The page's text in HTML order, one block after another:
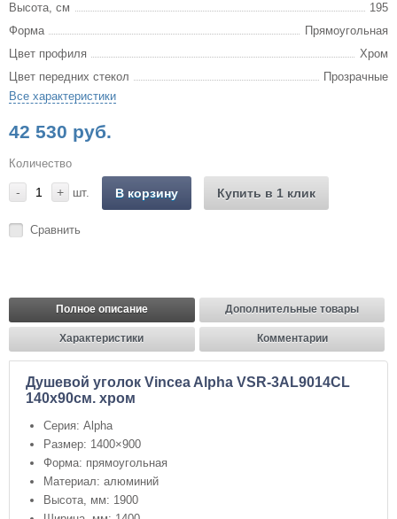
Высота, см
195
Форма
Прямоугольная
Цвет профиля
Хром
Цвет передних стекол
Прозрачные
Все характеристики
42 530 руб.
Количество
- + шт. В корзину Купить в 1 клик
Сравнить
Полное описание Дополнительные товары
Характеристики Комментарии
Душевой уголок Vincea Alpha VSR-3AL9014CL
140х90см. хром
Серия: Alpha
Размер: 1400×900
Форма: прямоугольная
Материал: алюминий
Высота, мм: 1900